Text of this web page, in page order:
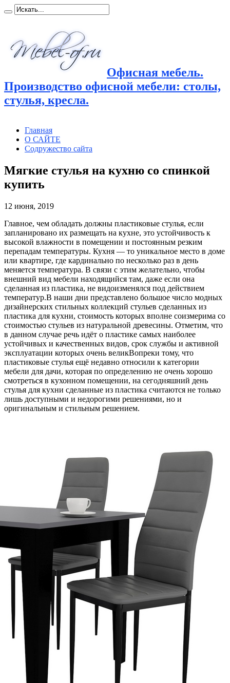
Офисная мебель.
Производство офисной мебели: столы,
стулья, кресла.
Главная
О САЙТЕ
Содружество сайта
Мягкие стулья на кухню со спинкой
купить
12 июня, 2019
Главное, чем обладать должны пластиковые стулья, если
запланировано их размещать на кухне, это устойчивость к
высокой влажности в помещении и постоянным резким
перепадам температуры. Кухня — то уникальное место в доме
или квартире, где кардинально по несколько раз в день
меняется температура. В связи с этим желательно, чтобы
внешний вид мебели находящийся там, даже если она
сделанная из пластика, не видоизменялся под действием
температур.В наши дни представлено большое число модных
дизайнерских стильных коллекций стульев сделанных из
пластика для кухни, стоимость которых вполне соизмерима со
стоимостью стульев из натуральной древесины. Отметим, что
в данном случае речь идёт о пластике самых наиболее
устойчивых и качественных видов, срок службы и активной
эксплуатации которых очень великВопреки тому, что
пластиковые стулья ещё недавно относили к категории
мебели для дачи, которая по определению не очень хорошо
смотреться в кухонном помещении, на сегодняшний день
стулья для кухни сделанные из пластика считаются не только
лишь доступными и недорогими решениями, но и
оригинальным и стильным решением.